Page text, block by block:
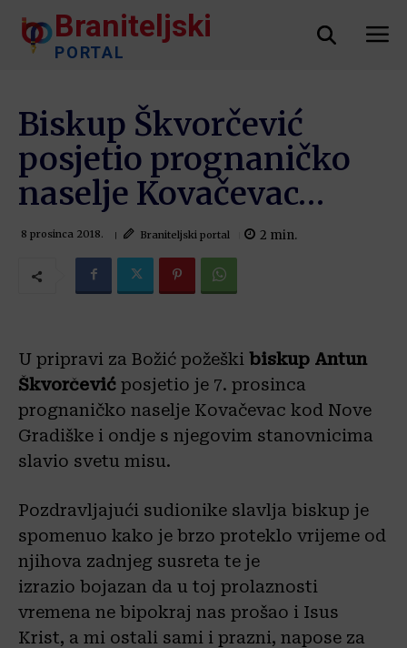
Braniteljski
PORTAL
Biskup Škvorčević
posjetio prognaničko
naselje Kovačevac…
8 prosinca 2018. Braniteljski portal 2 min.
U pripravi za Božić požeški biskup Antun
Škvorčević posjetio je 7. prosinca
prognaničko naselje Kovačevac kod Nove
Gradiške i ondje s njegovim stanovnicima
slavio svetu misu.
Pozdravljajući sudionike slavlja biskup je
spomenuo kako je brzo proteklo vrijeme od
njihova zadnjeg susreta te je
izrazio bojazan da u toj prolaznosti
vremena ne bipokraj nas prošao i Isus
Krist, a mi ostali sami i prazni, napose za